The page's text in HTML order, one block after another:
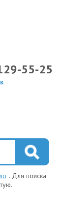
55-25
. Для поиска